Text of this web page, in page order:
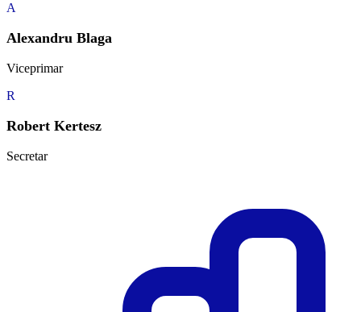
A
Alexandru Blaga
Viceprimar
R
Robert Kertesz
Secretar